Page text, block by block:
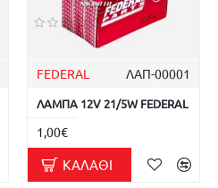
FEDERAL ΛΑΠ-00001
ΛΑΜΠΑ 12V 21/5W FEDERAL
1,00€
ΚΑΛΆΘΙ